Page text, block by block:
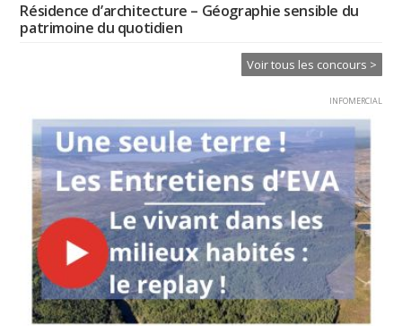
Résidence d’architecture – Géographie sensible du
patrimoine du quotidien
Voir tous les concours >
INFOMERCIAL